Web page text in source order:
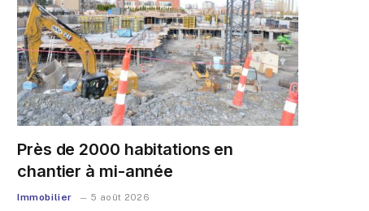
Près de 2000 habitations en
chantier à mi-année
Immobilier 5 août 2026